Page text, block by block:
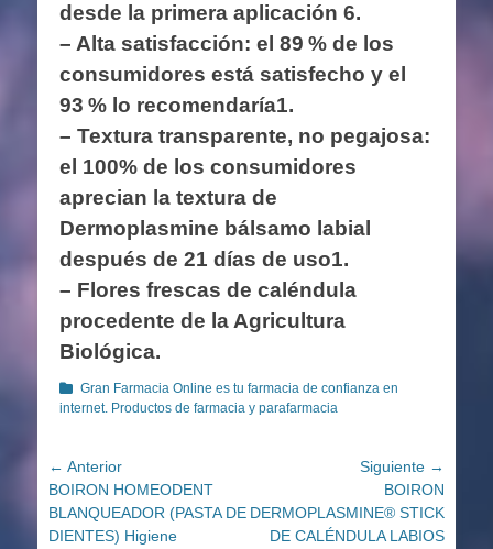
desde la primera aplicación 6.
– Alta satisfacción: el 89 % de los
consumidores está satisfecho y el
93 % lo recomendaría1.
– Textura transparente, no pegajosa:
el 100% de los consumidores
aprecian la textura de
Dermoplasmine bálsamo labial
después de 21 días de uso1.
– Flores frescas de caléndula
procedente de la Agricultura
Biológica.
Categorías
Gran Farmacia Online es tu farmacia de confianza en
internet. Productos de farmacia y parafarmacia
Navegación
de
entradas
← Anterior
Entrada
anterior:
BOIRON HOMEODENT
BLANQUEADOR (PASTA DE
DIENTES) Higiene
Siguiente →
siguiente:
BOIRON
DERMOPLASMINE® STICK
DE CALÉNDULA LABIOS